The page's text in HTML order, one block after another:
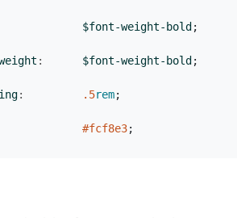
$font-weight-bold ;
: $font-weight-bold ;
: .5rem;
#fcf8e3;